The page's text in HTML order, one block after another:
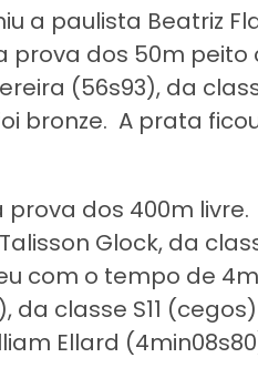
a paulista Beatriz
prova dos 50m peito
(56s93), da
bronze. A prata
dos 400m livre.
Glock, da
com o tempo de
classe S11
Ellard